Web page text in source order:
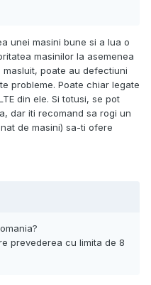
unei masini bune si a lua o
masinilor la asemenea
poate au defectiuni
probleme. Poate chiar legate
din ele. Si totusi, se pot
dar iti recomand sa rogi un
de masini) sa-ti ofere
prevederea cu limita de 8